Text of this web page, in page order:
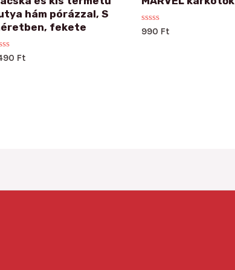
hám pórázzal, S
fekete
Ft
Rated
990 Ft